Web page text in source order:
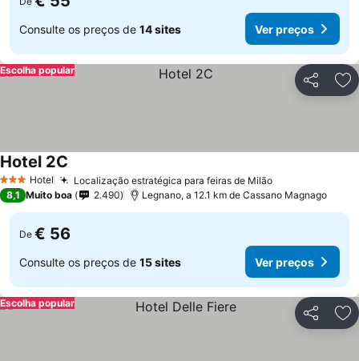
Consulte os preços de 14 sites Ver preços
Partilhar
Escolha popular
3 EstrelasHotel Localização estratégica para feiras de MilãoVer preços
Hotel 2C
8,1 Muito boa 2.490 Legnano, a 12.1 km de Cassano Magnago
De € 56
Consulte os preços de 15 sites Ver preços
Partilhar
Escolha popular